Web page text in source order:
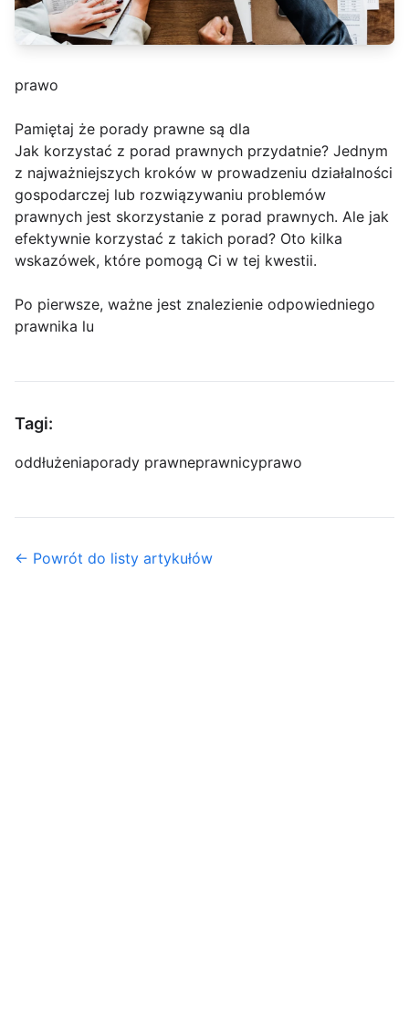
prawo
Pamiętaj że porady prawne są dla
Jak korzystać z porad prawnych przydatnie? Jednym
z najważniejszych kroków w prowadzeniu działalności
gospodarczej lub rozwiązywaniu problemów
prawnych jest skorzystanie z porad prawnych. Ale jak
efektywnie korzystać z takich porad? Oto kilka
wskazówek, które pomogą Ci w tej kwestii.
Po pierwsze, ważne jest znalezienie odpowiedniego
prawnika lu
Tagi:
oddłużeniaporady prawneprawnicyprawo
← Powrót do listy artykułów